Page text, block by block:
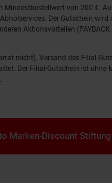
von 200 €.
Der Gutschein
Aktionsvorteilen
reicht). Versand des Filial-
Der Filial-Gutschein ist
Marken-Discount Stiftung